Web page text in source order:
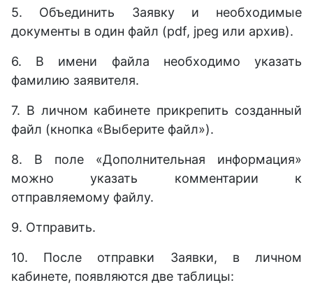
5. Объединить Заявку и необходимые
документы в один файл (pdf, jpeg или архив).
6. В имени файла необходимо указать
фамилию заявителя.
7. В личном кабинете прикрепить созданный
файл (кнопка «Выберите файл»).
8. В поле «Дополнительная информация»
можно указать комментарии к
отправляемому файлу.
9. Отправить.
10. После отправки Заявки, в личном
кабинете, появляются две таблицы: